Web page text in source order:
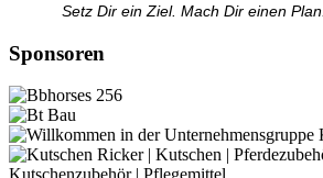
Setz Dir ein Ziel. Mach Dir einen
Sponsoren